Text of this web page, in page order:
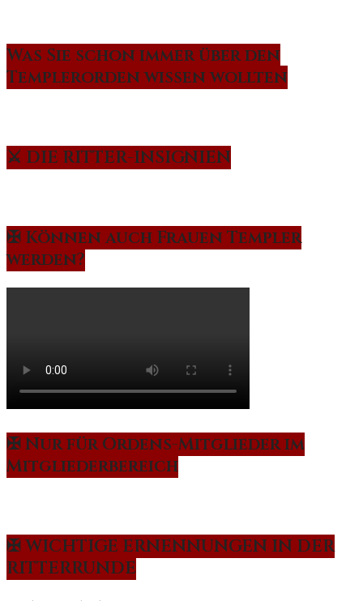
Was Sie schon immer über den
Templerorden wissen wollten
⚔️ DIE RITTER-INSIGNIEN
✠ Können auch Frauen Templer
werden?
✠ Nur für Ordens-Mitglieder im
Mitgliederbereich
✠ WICHTIGE ERNENNUNGEN IN DER
RITTERRUNDE